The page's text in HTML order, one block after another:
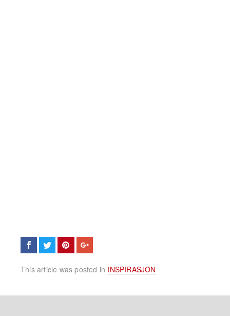
This article was posted in INSPIRASJON